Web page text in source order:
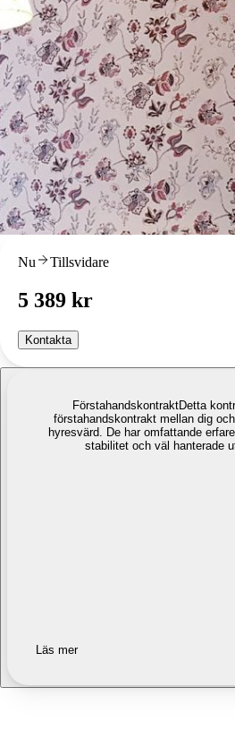
Nu Tillsvidare
5 389 kr
Kontakta
FörstahandskontraktDetta
förstahandskontrakt mellan dig
hyresvärd. De har omfattande
stabilitet och väl hanterade
Läs mer